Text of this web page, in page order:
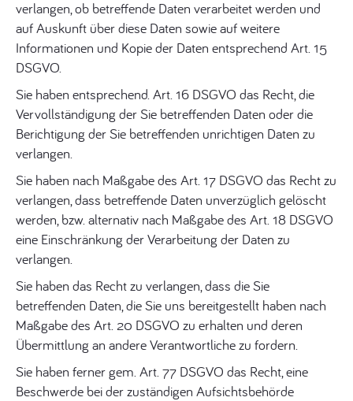
verlangen, ob betreffende Daten verarbeitet werden und
auf Auskunft über diese Daten sowie auf weitere
Informationen und Kopie der Daten entsprechend Art. 15
DSGVO.
Sie haben entsprechend. Art. 16 DSGVO das Recht, die
Vervollständigung der Sie betreffenden Daten oder die
Berichtigung der Sie betreffenden unrichtigen Daten zu
verlangen.
Sie haben nach Maßgabe des Art. 17 DSGVO das Recht zu
verlangen, dass betreffende Daten unverzüglich gelöscht
werden, bzw. alternativ nach Maßgabe des Art. 18 DSGVO
eine Einschränkung der Verarbeitung der Daten zu
verlangen.
Sie haben das Recht zu verlangen, dass die Sie
betreffenden Daten, die Sie uns bereitgestellt haben nach
Maßgabe des Art. 20 DSGVO zu erhalten und deren
Übermittlung an andere Verantwortliche zu fordern.
Sie haben ferner gem. Art. 77 DSGVO das Recht, eine
Beschwerde bei der zuständigen Aufsichtsbehörde